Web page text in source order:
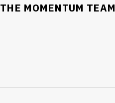
THE MOMENTUM TEAM